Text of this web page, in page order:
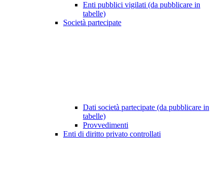
Enti pubblici vigilati (da pubblicare in
tabelle)
Società partecipate
Dati società partecipate (da pubblicare in
tabelle)
Provvedimenti
Enti di diritto privato controllati